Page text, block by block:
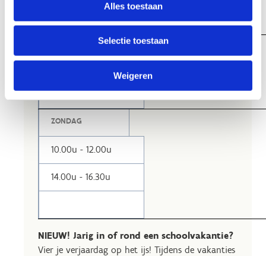
Alles toestaan
Selectie toestaan
Weigeren
19.00u - 21.00u
ZONDAG
10.00u - 12.00u
14.00u - 16.30u
NIEUW! Jarig in of rond een schoolvakantie?
Vier je verjaardag op het ijs! Tijdens de vakanties